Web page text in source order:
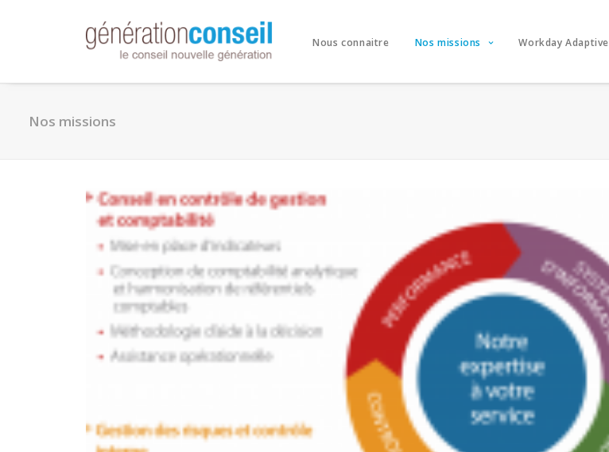
Nous connaitre Nos missions Workday
Nos missions